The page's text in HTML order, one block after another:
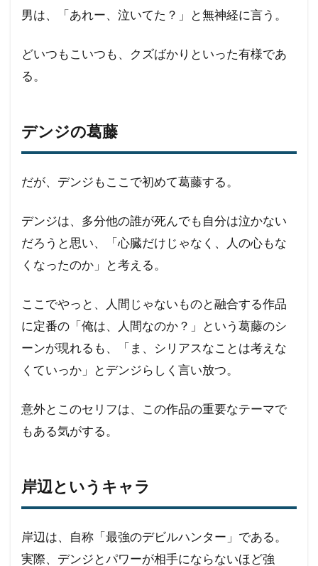
男は、「あれー、泣いてた？」と無神経に言う。
どいつもこいつも、クズばかりといった有様であ
る。
デンジの葛藤
だが、デンジもここで初めて葛藤する。
デンジは、多分他の誰が死んでも自分は泣かない
だろうと思い、「心臓だけじゃなく、人の心もな
くなったのか」と考える。
ここでやっと、人間じゃないものと融合する作品
に定番の「俺は、人間なのか？」という葛藤のシ
ーンが現れるも、「ま、シリアスなことは考えな
くていっか」とデンジらしく言い放つ。
意外とこのセリフは、この作品の重要なテーマで
もある気がする。
岸辺というキャラ
岸辺は、自称「最強のデビルハンター」である。
実際、デンジとパワーが相手にならないほど強